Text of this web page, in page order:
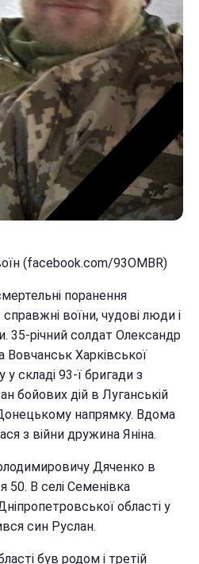
(facebook.com/93OMBR)
поранення
воїни, чудові люди і
35-річний солдат Олександр
Вовчанськ Харківської
у складі 93-ї бригади з
бойових дій в Луганській
напрямку. Вдома
з війни дружина Яніна.
Дяченко в
50. В селі Семенівка
області у
син Руслан.
був родом і третій